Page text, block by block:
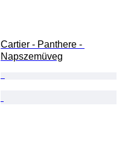
Cartier - Panthere -
Napszemüveg